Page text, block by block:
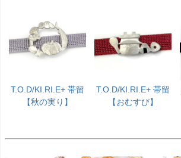
T.O.D/KI.RI.E+ 帯留
【秋の実り】
T.O.D/KI.RI.E+ 帯留
【おむすび】